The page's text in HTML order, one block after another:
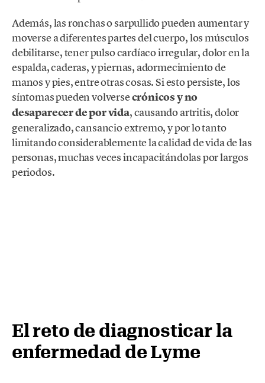
Además, las ronchas o sarpullido pueden aumentar y
moverse a diferentes partes del cuerpo, los músculos
debilitarse, tener pulso cardíaco irregular, dolor en la
espalda, caderas, y piernas, adormecimiento de
manos y pies, entre otras cosas. Si esto persiste, los
síntomas pueden volversecrónicos y no
desaparecer de por vida, causando artritis, dolor
generalizado, cansancio extremo, y por lo tanto
limitando considerablemente la calidad de vida de las
personas, muchas veces incapacitándolas por largos
periodos.
El reto de diagnosticar la
enfermedad de Lyme